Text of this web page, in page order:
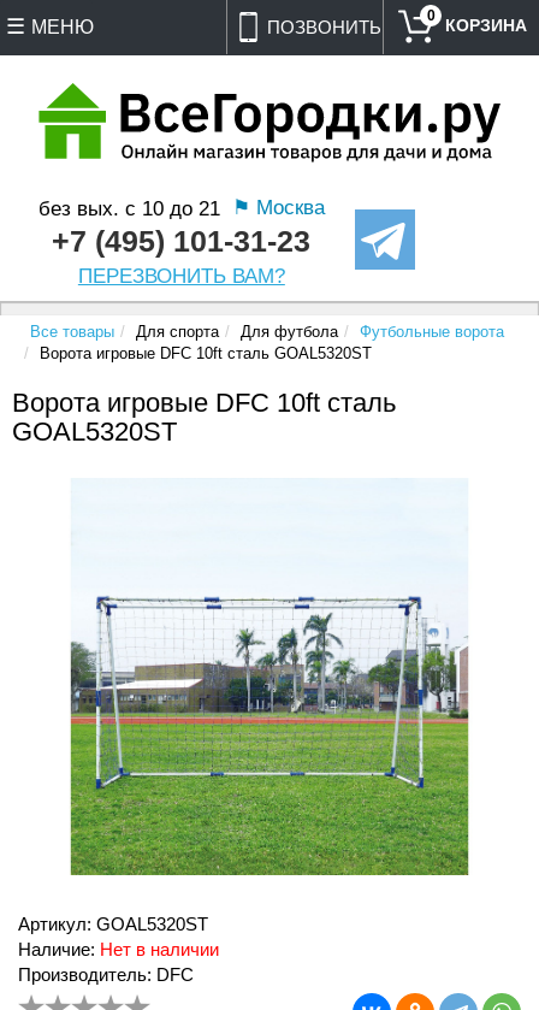
ПОЗВОНИТЬ
без вых. с 10 до 21 ⚑ Москва
+7 (495) 101-31-23
ПЕРЕЗВОНИТЬ ВАМ?
0
МЕНЮ
Все товары Для спорта Для футбола
Футбольные ворота
Ворота игровые DFC 10ft сталь GOAL5320ST
Ворота игровые DFC 10ft сталь
GOAL5320ST
Артикул: GOAL5320ST
Наличие: Нет в наличии
Производитель: DFC